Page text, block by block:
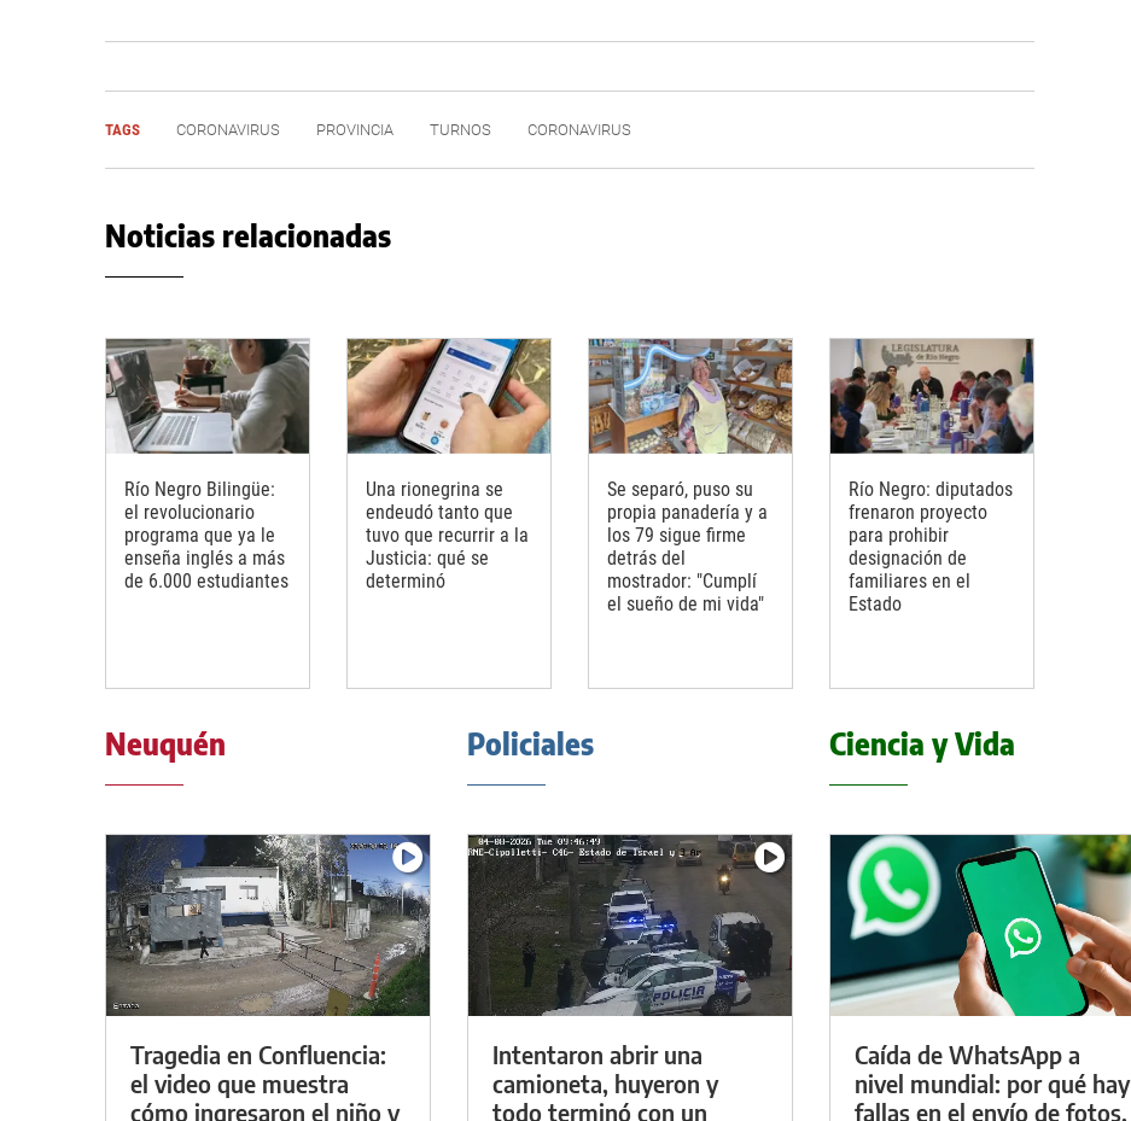
TAGS CORONAVIRUS PROVINCIA TURNOS CORONAVIRUS
Noticias relacionadas
Río Negro Bilingüe:
el revolucionario
programa que ya le
enseña inglés a más
de 6.000 estudiantes
Una rionegrina se
endeudó tanto que
tuvo que recurrir a la
Justicia: qué se
determinó
Se separó, puso su
propia panadería y a
los 79 sigue firme
detrás del
mostrador: "Cumplí
el sueño de mi vida"
Río Negro: diputados
frenaron proyecto
para prohibir
designación de
familiares en el
Estado
Neuquén
Tragedia en Confluencia:
el video que muestra
cómo ingresaron el niño y
Policiales
Intentaron abrir una
camioneta, huyeron y
todo terminó con un
Ciencia y Vida
Caída de WhatsApp a
nivel mundial: por qué hay
fallas en el envío de fotos,